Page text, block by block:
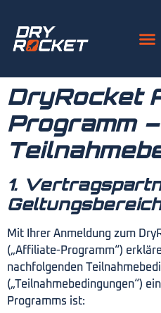
DryRocket
Programm –
1.
Geltungsbereich
Mit Ihrer Anmeldung zum
(„Affiliate-Programm“)
nachfolgenden
(„Teilnahmebedingungen“)
Programms ist: